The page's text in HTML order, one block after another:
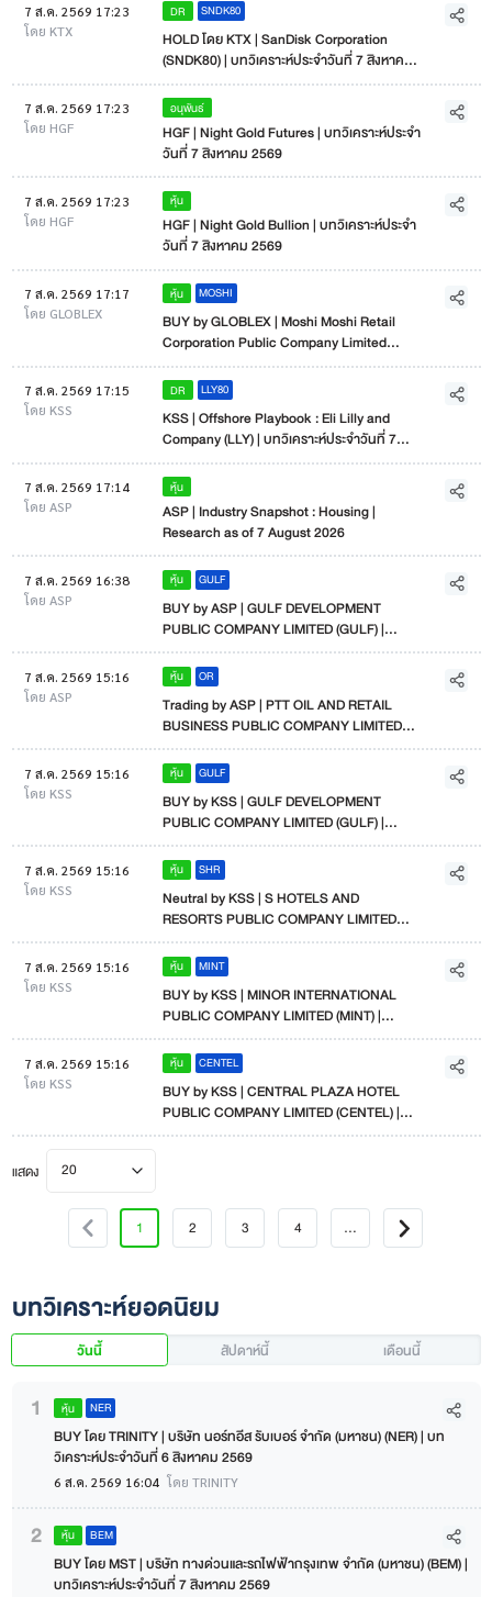
7 ส.ค. 2569 17:23
โดย KTX
DR SNDK80
HOLD โดย KTX | SanDisk Corporation
(SNDK80) | บทวิเคราะห์ประจำวันที่ 7 สิงหาคม
2569
7 ส.ค. 2569 17:23
โดย HGF
อนุพันธ์
HGF | Night Gold Futures | บทวิเคราะห์ประจำ
วันที่ 7 สิงหาคม 2569
7 ส.ค. 2569 17:23
โดย HGF
หุ้น
HGF | Night Gold Bullion | บทวิเคราะห์ประจำ
วันที่ 7 สิงหาคม 2569
7 ส.ค. 2569 17:17
โดย GLOBLEX
หุ้น MOSHI
BUY by GLOBLEX | Moshi Moshi Retail
Corporation Public Company Limited
(MOSHI) | Research as of 7 August 2026
7 ส.ค. 2569 17:15
โดย KSS
DR LLY80
KSS | Offshore Playbook : Eli Lilly and
Company (LLY) | บทวิเคราะห์ประจำวันที่ 7
สิงหาคม 2569
7 ส.ค. 2569 17:14
โดย ASP
หุ้น
ASP | Industry Snapshot : Housing |
Research as of 7 August 2026
7 ส.ค. 2569 16:38
โดย ASP
หุ้น GULF
BUY by ASP | GULF DEVELOPMENT
PUBLIC COMPANY LIMITED (GULF) |
Research as of 7 August 2026
7 ส.ค. 2569 15:16
โดย ASP
หุ้น OR
Trading by ASP | PTT OIL AND RETAIL
BUSINESS PUBLIC COMPANY LIMITED
(OR) | Research as of 7 August 2026
7 ส.ค. 2569 15:16
โดย KSS
หุ้น GULF
BUY by KSS | GULF DEVELOPMENT
PUBLIC COMPANY LIMITED (GULF) |
Research as of 7 August 2026
7 ส.ค. 2569 15:16
โดย KSS
หุ้น SHR
Neutral by KSS | S HOTELS AND
RESORTS PUBLIC COMPANY LIMITED
(SHR) | Research as of 7 August 2026
7 ส.ค. 2569 15:16
โดย KSS
หุ้น MINT
BUY by KSS | MINOR INTERNATIONAL
PUBLIC COMPANY LIMITED (MINT) |
Research as of 7 August 2026
7 ส.ค. 2569 15:16
โดย KSS
หุ้น CENTEL
BUY by KSS | CENTRAL PLAZA HOTEL
PUBLIC COMPANY LIMITED (CENTEL) |
Research as of 7 August 2026
แสดง
20
1 2 3 4 …
บทวิเคราะห์ยอดนิยม
วันนี้ สัปดาห์นี้ เดือนนี้
1 หุ้น NER
BUY โดย TRINITY | บริษัท นอร์ทอีส รับเบอร์ จำกัด (มหาชน) (NER) | บท
วิเคราะห์ประจำวันที่ 6 สิงหาคม 2569
6 ส.ค. 2569 16:04 โดย TRINITY
2 หุ้น BEM
BUY โดย MST | บริษัท ทางด่วนและรถไฟฟ้ากรุงเทพ จำกัด (มหาชน) (BEM) |
บทวิเคราะห์ประจำวันที่ 7 สิงหาคม 2569